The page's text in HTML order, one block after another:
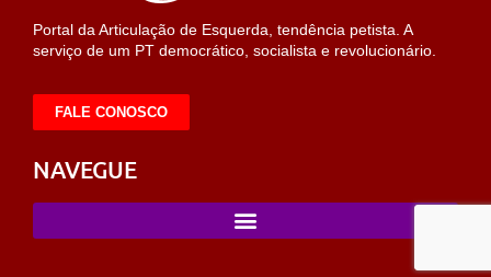
Portal da Articulação de Esquerda, tendência petista. A
serviço de um PT democrático, socialista e revolucionário.
FALE CONOSCO
NAVEGUE